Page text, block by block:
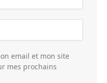
email et mon site
mes prochains